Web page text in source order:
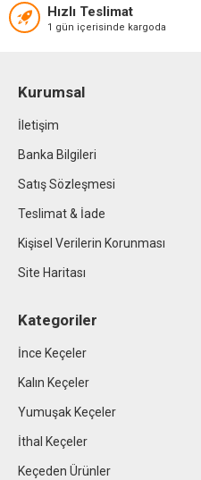
Hızlı Teslimat
1 gün içerisinde kargoda
Kurumsal
İletişim
Banka Bilgileri
Satış Sözleşmesi
Teslimat & İade
Kişisel Verilerin Korunması
Site Haritası
Kategoriler
İnce Keçeler
Kalın Keçeler
Yumuşak Keçeler
İthal Keçeler
Keçeden Ürünler